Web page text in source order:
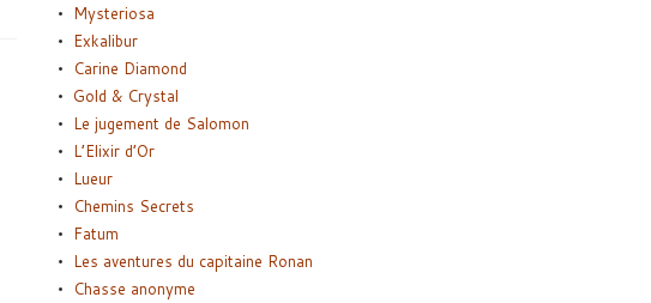
Mysteriosa
Exkalibur
Carine Diamond
Gold & Crystal
Le jugement de Salomon
L’Elixir d’Or
Lueur
Chemins Secrets
Fatum
Les aventures du capitaine Ronan
Chasse anonyme